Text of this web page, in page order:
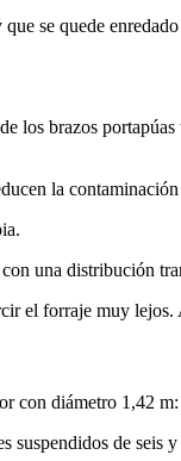
se quede
brazos
la
una distribución
el forraje muy lejos.
con diámetro 1,42 m:
suspendidos de seis